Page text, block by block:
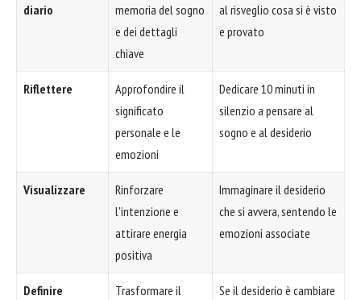
diario
memoria del sogno
e dei dettagli
chiave
al risveglio cosa si è visto
e provato
Riflettere
Approfondire il
significato
personale e le
emozioni
Dedicare 10 minuti in
silenzio a pensare al
sogno e al desiderio
Visualizzare
Rinforzare
l'intenzione e
attirare energia
positiva
Immaginare il desiderio
che si avvera, sentendo le
emozioni associate
Definire
Trasformare il
Se il desiderio è cambiare